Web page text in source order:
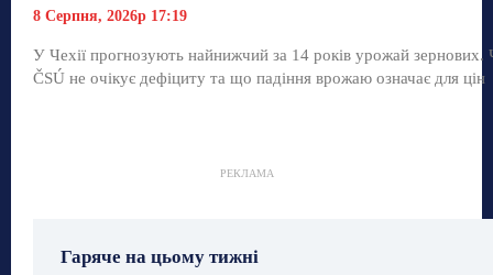
8 Серпня, 2026р 17:19
У Чехії прогнозують найнижчий за 14 років урожай
ČSÚ не очікує дефіциту та що падіння врожаю означає для цін
РЕКЛАМА
Гаряче на цьому тижні